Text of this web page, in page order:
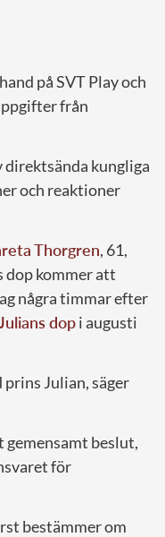
på SVT Play och
från
kungliga
och reaktioner
Thorgren, 61,
dop kommer att
några timmar efter
dopi augusti
prins Julian, säger
gemensamt beslut,
för
bestämmer om